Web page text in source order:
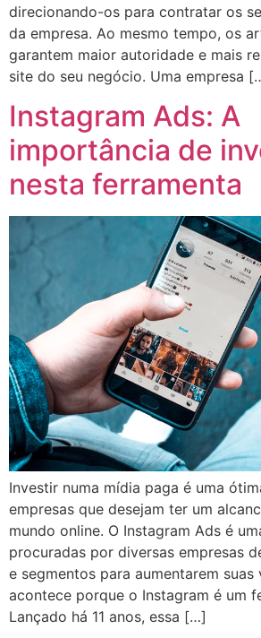
direcionando-os para contratar os
da empresa. Ao mesmo tempo, os
garantem maior autoridade e mais
site do seu negócio. Uma empresa
Instagram Ads: A
importância de
nesta ferramenta
Investir numa mídia paga é uma
empresas que desejam ter um
mundo online. O Instagram Ads é
procuradas por diversas empresas
e segmentos para aumentarem suas
acontece porque o Instagram é um
Lançado há 11 anos, essa […]